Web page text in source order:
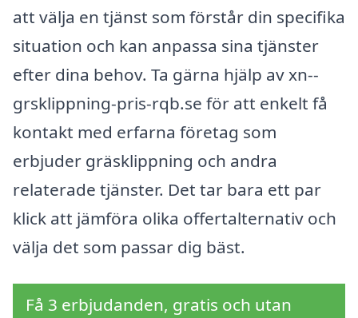
att välja en tjänst som förstår din specifika
situation och kan anpassa sina tjänster
efter dina behov. Ta gärna hjälp av xn--
grsklippning-pris-rqb.se för att enkelt få
kontakt med erfarna företag som
erbjuder gräsklippning och andra
relaterade tjänster. Det tar bara ett par
klick att jämföra olika offertalternativ och
välja det som passar dig bäst.
Få 3 erbjudanden, gratis och utan